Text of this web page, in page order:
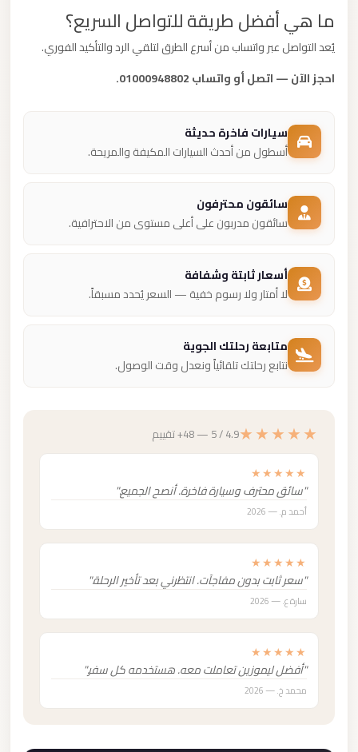
ما هي أفضل طريقة للتواصل السريع؟
يُعد التواصل عبر واتساب من أسرع الطرق لتلقي الرد والتأكيد الفوري.
احجز الآن — اتصل أو واتساب 01000948802.
سيارات فاخرة حديثة
أسطول من أحدث السيارات المكيفة والمريحة.
سائقون محترفون
سائقون مدربون على أعلى مستوى من الاحترافية.
أسعار ثابتة وشفافة
لا أمتار ولا رسوم خفية — السعر يُحدد مسبقاً.
متابعة رحلتك الجوية
نتابع رحلتك تلقائياً ونعدل وقت الوصول.
★★★★★4.9 / 5 — 48+ تقييم
★★★★★
"سائق محترف وسيارة فاخرة. أنصح الجميع."
أحمد م. — 2026
★★★★★
"سعر ثابت بدون مفاجآت. انتظرني بعد تأخير الرحلة."
سارة ع. — 2026
★★★★★
"أفضل ليموزين تعاملت معه. هستخدمه كل سفر."
محمد خ. — 2026